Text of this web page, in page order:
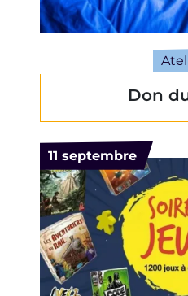
Don
Le
11 septembre